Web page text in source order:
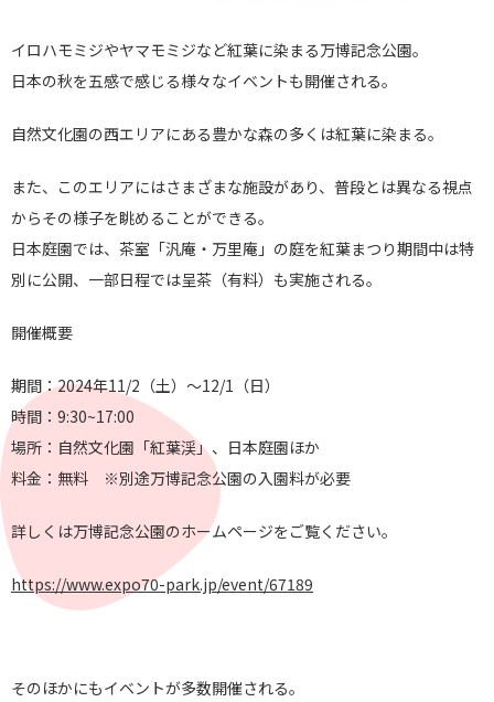
イロハモミジやヤマモミジなど紅葉に染まる万博記念公園。
日本の秋を五感で感じる様々なイベントも開催される。
自然文化園の西エリアにある豊かな森の多くは紅葉に染まる。
また、このエリアにはさまざまな施設があり、普段とは異なる視点
からその様子を眺めることができる。
日本庭園では、茶室「汎庵・万里庵」の庭を紅葉まつり期間中は特
別に公開、一部日程では呈茶（有料）も実施される。
開催概要
期間：2024年11/2（土）～12/1（日）
時間：9:30~17:00
場所：自然文化園「紅葉渓」、日本庭園ほか
料金：無料 ※別途万博記念公園の入園料が必要
詳しくは万博記念公園のホームページをご覧ください。
https://www.expo70-park.jp/event/67189
そのほかにもイベントが多数開催される。